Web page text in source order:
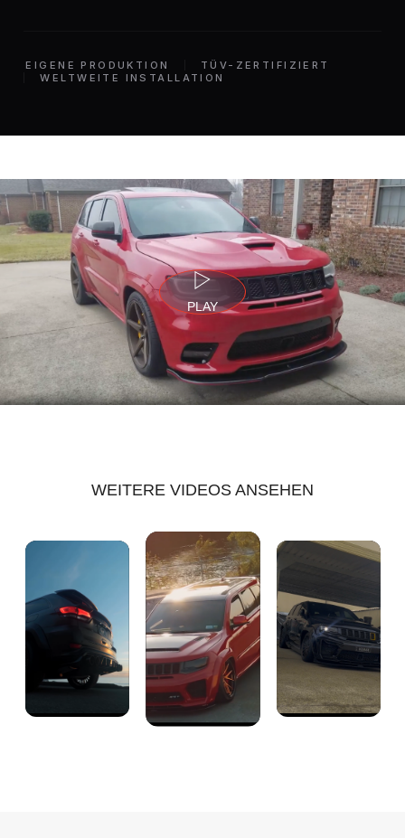
EIGENE PRODUKTION
TÜV-ZERTIFIZIERT
WELTWEITE INSTALLATION
PLAY
WEITERE VIDEOS ANSEHEN